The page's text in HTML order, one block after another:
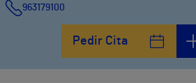
963179100
Pedir Cita